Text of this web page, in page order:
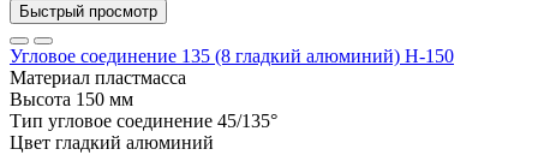
Быстрый просмотр
Угловое соединение 135 (8 гладкий алюминий) Н-150
Материал пластмасса
Высота 150 мм
Тип угловое соединение 45/135°
Цвет гладкий алюминий